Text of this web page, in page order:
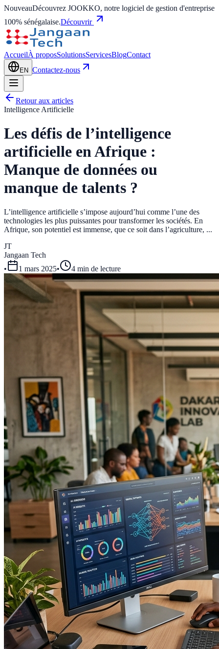
NouveauDécouvrez JOOKKO, notre logiciel de gestion d'entreprise
100% sénégalaise.Découvrir
AccueilÀ proposSolutionsServicesBlogContact
EN Contactez-nous
Retour aux articles
Intelligence Artificielle
Les défis de l’intelligence
artificielle en Afrique :
Manque de données ou
manque de talents ?
L’intelligence artificielle s’impose aujourd’hui comme l’une des
technologies les plus puissantes pour transformer les sociétés. En
Afrique, son potentiel est immense, que ce soit dans l’agriculture, ...
JT
Jangaan Tech
•
1 mars 2025• 4 min de lecture